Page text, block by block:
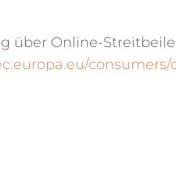
über Online-
consumers/